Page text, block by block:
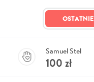
OSTATNIE
Samuel Stel
100 zł